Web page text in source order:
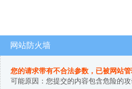
网站防火墙
您的请求带有不合法参数，已被网站管
可能原因：您提交的内容包含危险的